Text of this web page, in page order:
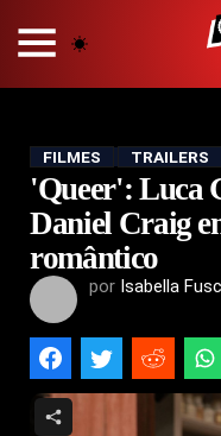
POLÍTICA DE
TERMOS E
CONTATO
Hot
Popular
Tendência
Filmes
FILMES TRAILERS
'Queer': Luca
Daniel Craig
romântico
por Isabella